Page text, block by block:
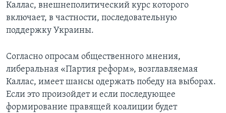
Каллас, внешнеполитический курс которого
включает, в частности, последовательную
поддержку Украины.
Согласно опросам общественного мнения,
либеральная «Партия реформ», возглавляемая
Каллас, имеет шансы одержать победу на выборах.
Если это произойдет и если последующее
формирование правящей коалиции будет